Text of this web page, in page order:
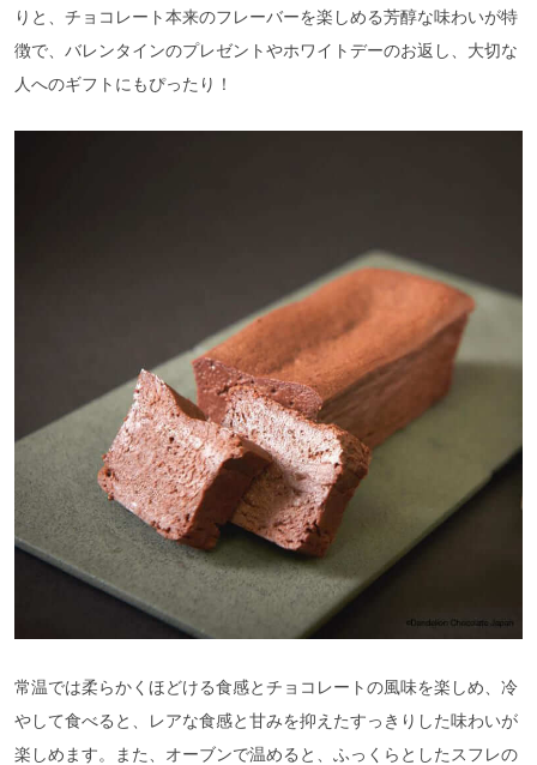
りと、チョコレート本来のフレーバーを楽しめる芳醇な味わいが特
徴で、バレンタインのプレゼントやホワイトデーのお返し、大切な
人へのギフトにもぴったり！
常温では柔らかくほどける食感とチョコレートの風味を楽しめ、冷
やして食べると、レアな食感と甘みを抑えたすっきりした味わいが
楽しめます。また、オーブンで温めると、ふっくらとしたスフレの